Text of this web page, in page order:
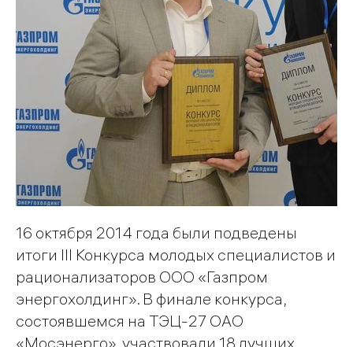
16 октября 2014 года были подведены
итоги III Конкурса молодых специалистов и
рационализаторов ООО «Газпром
энергохолдинг». В финале конкурса,
состоявшемся на ТЭЦ-27 ОАО
«Мосэнерго», участвовали 18 лучших